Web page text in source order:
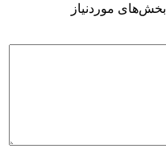
بخش‌های موردنیاز